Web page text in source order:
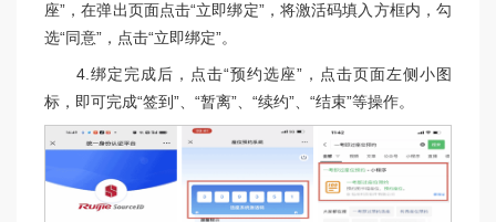
座”，在弹出页面点击“立即绑定”，将激活码填入方框内，勾
选“同意”，点击“立即绑定”。
4.绑定完成后，点击“预约选座”，点击页面左侧小图
标，即可完成“签到”、“暂离”、“续约”、“结束”等操作。